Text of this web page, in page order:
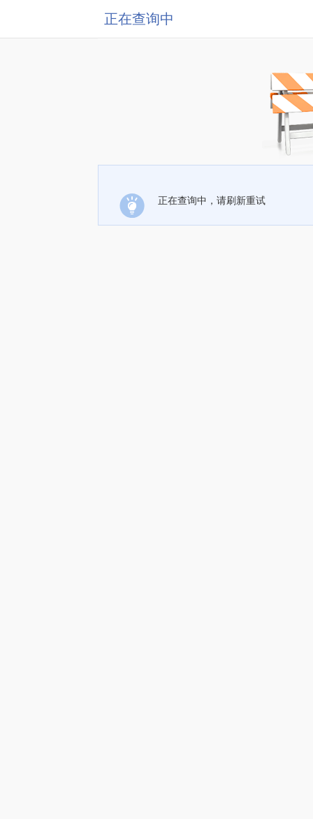
正在查询中
正在查询中，请刷新重试